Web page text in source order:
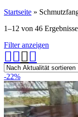
Startseite »
1–12 von 46
Filter anzeigen
-22%